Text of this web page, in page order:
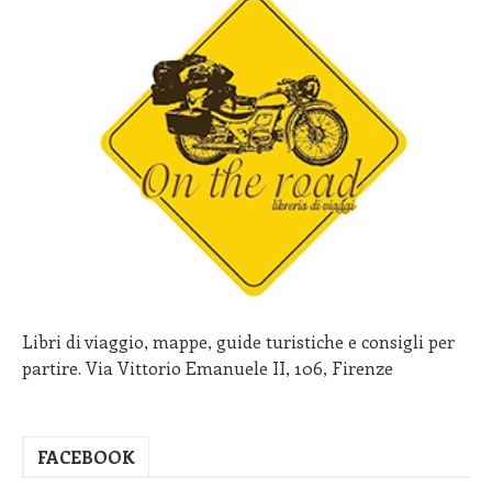
Libri di viaggio, mappe, guide turistiche e consigli per
partire. Via Vittorio Emanuele II, 106, Firenze
FACEBOOK